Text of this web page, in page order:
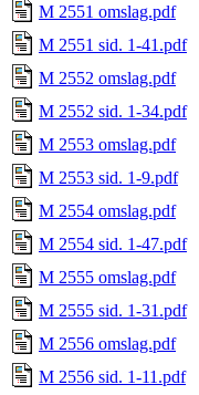
M 2551 omslag.pdf
M 2551 sid. 1-41.pdf
M 2552 omslag.pdf
M 2552 sid. 1-34.pdf
M 2553 omslag.pdf
M 2553 sid. 1-9.pdf
M 2554 omslag.pdf
M 2554 sid. 1-47.pdf
M 2555 omslag.pdf
M 2555 sid. 1-31.pdf
M 2556 omslag.pdf
M 2556 sid. 1-11.pdf